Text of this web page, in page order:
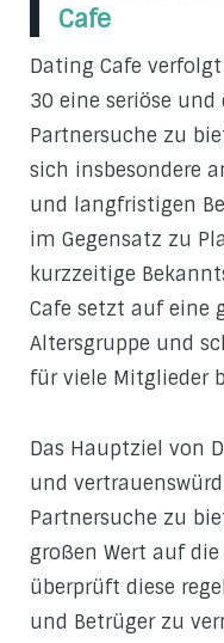
Cafe
Dating Cafe
30 eine seriöse
Partnersuche zu
sich insbesondere
und langfristigen
im Gegensatz zu
kurzzeitige
Cafe setzt auf eine
Altersgruppe und
für viele Mitglieder
Das Hauptziel von
und
Partnersuche zu
großen Wert auf
überprüft diese
und Betrüger zu